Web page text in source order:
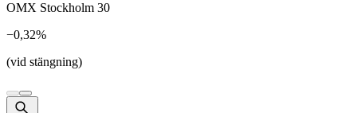
OMX Stockholm 30
−0,32%
(vid stängning)